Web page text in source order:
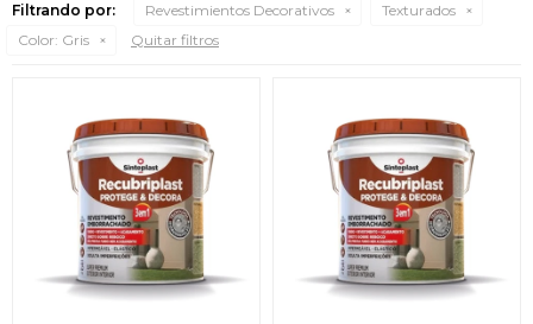
Filtrando por: Revestimientos Decorativos
Texturados
Color: Gris Quitar filtros